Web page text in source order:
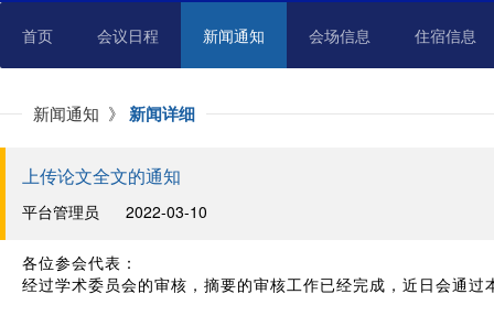
首页 会议日程 新闻通知 会场信息 住宿信息
新闻通知 》 新闻详细
上传论文全文的通知
平台管理员 2022-03-10
各位参会代表：
经过学术委员会的审核，摘要的审核工作已经完成，近日会通